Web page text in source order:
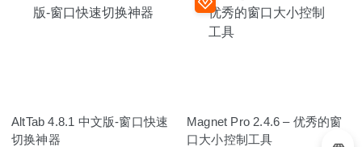
AltTab 4.8.1 中文版-窗口快速
切换神器
Magnet Pro 2.4.6 – 优秀的窗
口大小控制工具